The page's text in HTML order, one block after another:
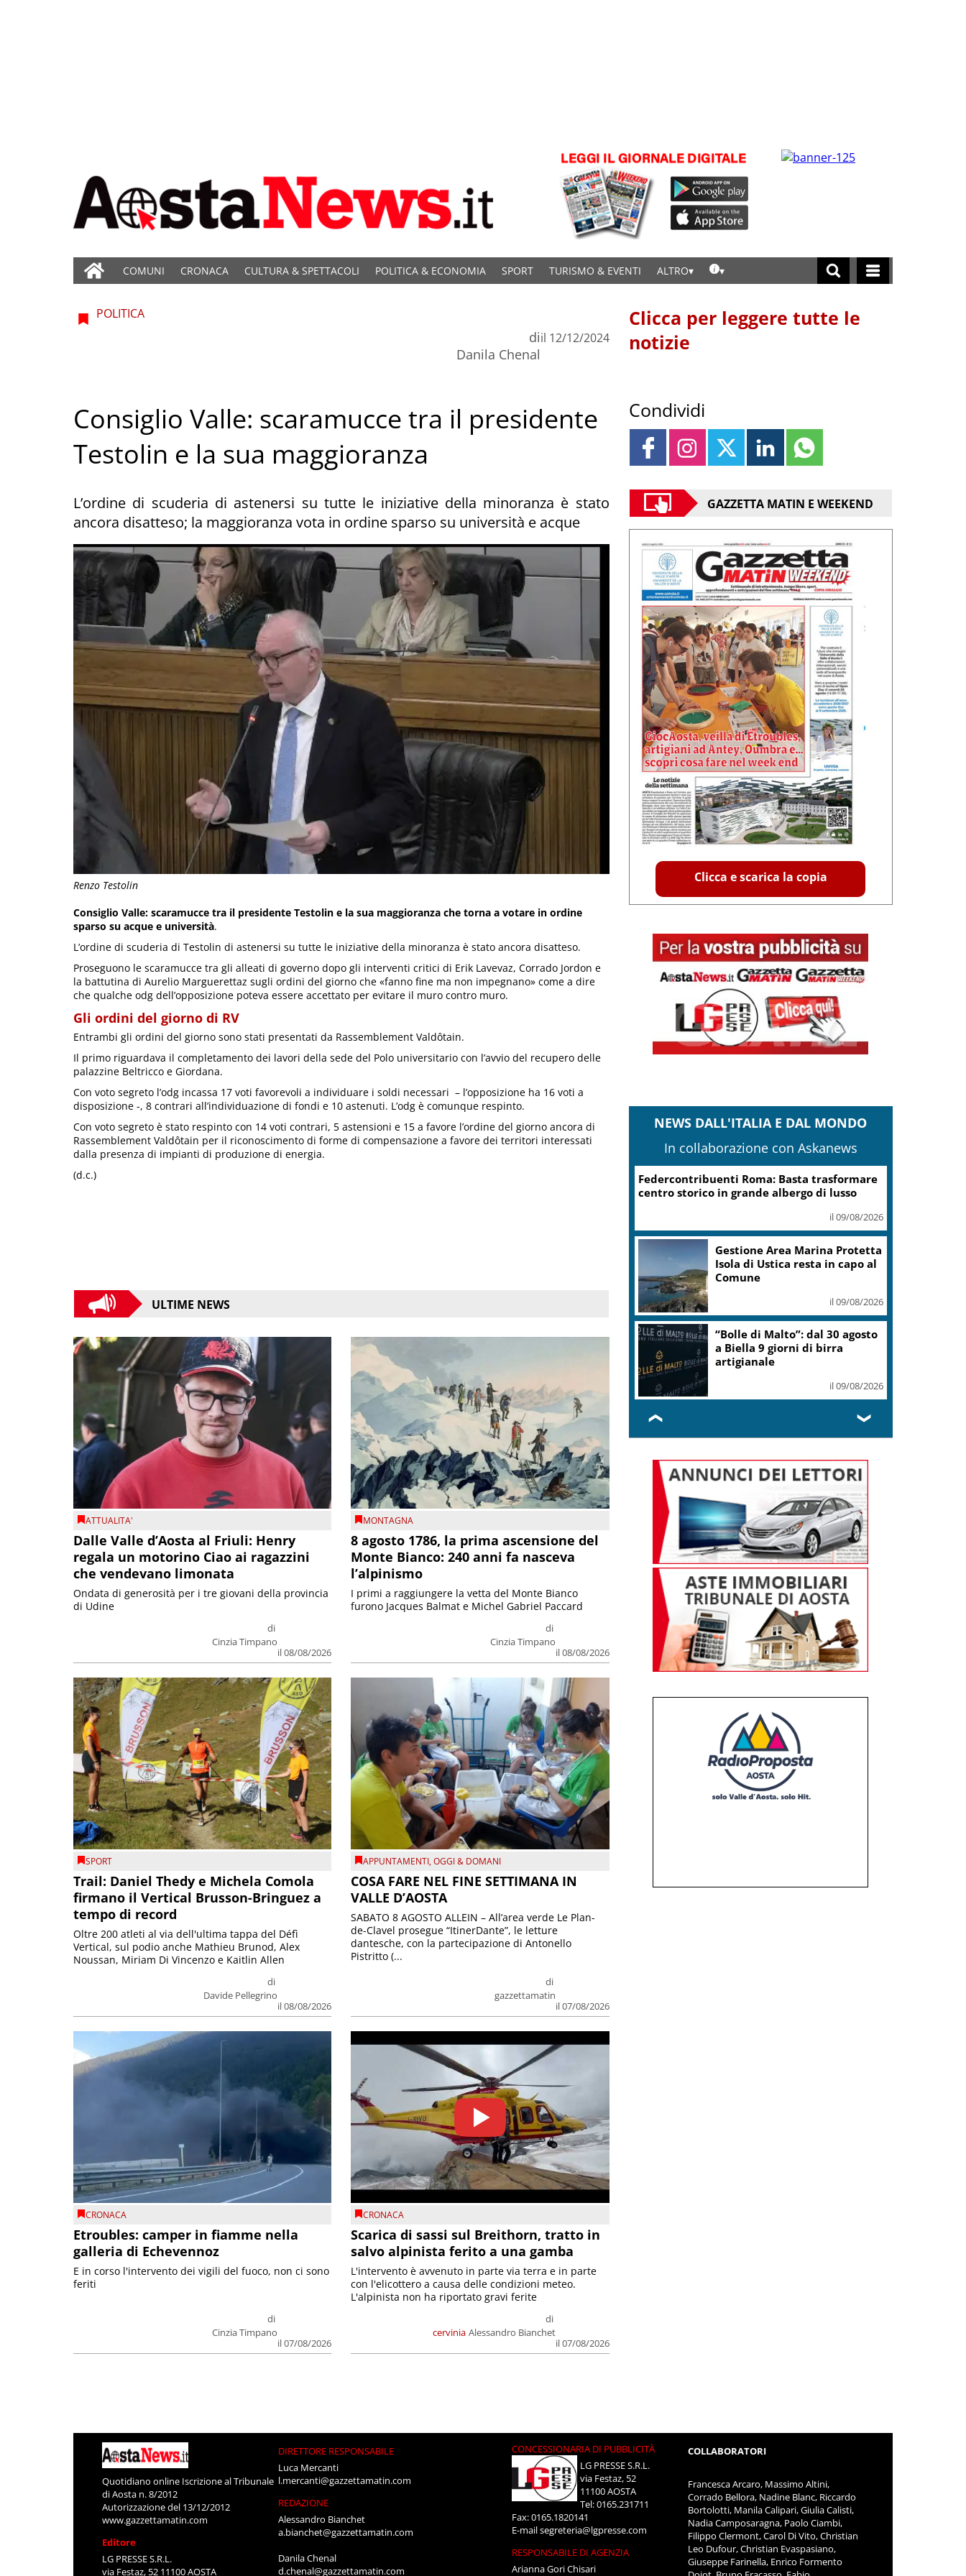
COMUNI CRONACA CULTURA & SPETTACOLI POLITICA & ECONOMIA SPORT TURISMO & EVENTI ALTRO
Renzo Testolin
POLITICA
di
Danila Chenal
il 12/12/2024
Consiglio Valle: scaramucce tra il presidente
Testolin e la sua maggioranza
L’ordine di scuderia di astenersi su tutte le iniziative della minoranza è stato
ancora disatteso; la maggioranza vota in ordine sparso su università e acque
Consiglio Valle: scaramucce tra il presidente Testolin e la sua maggioranza che torna a votare in ordine
sparso su acque e università.
L’ordine di scuderia di Testolin di astenersi su tutte le iniziative della minoranza è stato ancora disatteso.
Proseguono le scaramucce tra gli alleati di governo dopo gli interventi critici di Erik Lavevaz, Corrado Jordon e
la battutina di Aurelio Marguerettaz sugli ordini del giorno che «fanno fine ma non impegnano» come a dire
che qualche odg dell’opposizione poteva essere accettato per evitare il muro contro muro.
Gli ordini del giorno di RV
Entrambi gli ordini del giorno sono stati presentati da Rassemblement Valdôtain.
Il primo riguardava il completamento dei lavori della sede del Polo universitario con l’avvio del recupero delle
palazzine Beltricco e Giordana.
Con voto segreto l’odg incassa 17 voti favorevoli a individuare i soldi necessari – l’opposizione ha 16 voti a
disposizione -, 8 contrari all’individuazione di fondi e 10 astenuti. L’odg è comunque respinto.
Con voto segreto è stato respinto con 14 voti contrari, 5 astensioni e 15 a favore l’ordine del giorno ancora di
Rassemblement Valdôtain per il riconoscimento di forme di compensazione a favore dei territori interessati
dalla presenza di impianti di produzione di energia.
(d.c.)
ULTIME NEWS
ATTUALITA'
Dalle Valle d’Aosta al Friuli: Henry
regala un motorino Ciao ai ragazzini
che vendevano limonata
di
Cinzia Timpano
il 08/08/2026
Ondata di generosità per i tre giovani della provincia
di Udine
MONTAGNA
8 agosto 1786, la prima ascensione del
Monte Bianco: 240 anni fa nasceva
l’alpinismo
di
Cinzia Timpano
il 08/08/2026
I primi a raggiungere la vetta del Monte Bianco
furono Jacques Balmat e Michel Gabriel Paccard
SPORT
Trail: Daniel Thedy e Michela Comola
firmano il Vertical Brusson-Bringuez a
tempo di record
di
Davide Pellegrino
il 08/08/2026
Oltre 200 atleti al via dell'ultima tappa del Défì
Vertical, sul podio anche Mathieu Brunod, Alex
Noussan, Miriam Di Vincenzo e Kaitlin Allen
APPUNTAMENTI,OGGI & DOMANI
COSA FARE NEL FINE SETTIMANA IN
VALLE D’AOSTA
di
gazzettamatin
il 07/08/2026
SABATO 8 AGOSTO ALLEIN – All’area verde Le Plan-
de-Clavel prosegue “ItinerDante”, le letture
dantesche, con la partecipazione di Antonello
Pistritto (...
CRONACA
Etroubles: camper in fiamme nella
galleria di Echevennoz
di
Cinzia Timpano
il 07/08/2026
E in corso l'intervento dei vigili del fuoco, non ci sono
feriti
CRONACA
Scarica di sassi sul Breithorn, tratto in
salvo alpinista ferito a una gamba
cervinia
di
Alessandro Bianchet
il 07/08/2026
L'intervento è avvenuto in parte via terra e in parte
con l'elicottero a causa delle condizioni meteo.
L'alpinista non ha riportato gravi ferite
Clicca per leggere tutte le
notizie
Condividi
GAZZETTA MATIN E WEEKEND
Clicca e scarica la copia
NEWS DALL'ITALIA E DAL MONDO
In collaborazione con Askanews
Federcontribuenti Roma: Basta trasformare
centro storico in grande albergo di lusso
il 09/08/2026
Gestione Area Marina Protetta
Isola di Ustica resta in capo al
Comune
il 09/08/2026
“Bolle di Malto”: dal 30 agosto
a Biella 9 giorni di birra
artigianale
il 09/08/2026
❮ ❯
Quotidiano online Iscrizione al Tribunale
di Aosta n. 8/2012
Autorizzazione del 13/12/2012
www.gazzettamatin.com
Editore
LG PRESSE S.R.L.
via Festaz, 52 11100 AOSTA
DIRETTORE RESPONSABILE
Luca Mercanti
l.mercanti@gazzettamatin.com
REDAZIONE
Alessandro Bianchet
a.bianchet@gazzettamatin.com
Danila Chenal
d.chenal@gazzettamatin.com
CONCESSIONARIA DI PUBBLICITÀ
LG PRESSE S.R.L.
via Festaz, 52
11100 AOSTA
Tel: 0165.231711
Fax: 0165.1820141
E-mailsegreteria@lgpresse.com
RESPONSABILE DI AGENZIA
Arianna Gori Chisari
COLLABORATORI
Francesca Arcaro, Massimo Altini,
Corrado Bellora, Nadine Blanc, Riccardo
Bortolotti, Manila Calipari, Giulia Calisti,
Nadia Camposaragna, Paolo Ciambi,
Filippo Clermont, Carol Di Vito, Christian
Leo Dufour, Christian Evaspasiano,
Giuseppe Farinella, Enrico Formento